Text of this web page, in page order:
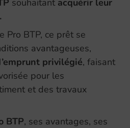
souhaitant acquérir leur
Pro BTP, ce prêt se
avantageuses,
privilégié, faisant
pour les
et des travaux
BTP, ses avantages, ses